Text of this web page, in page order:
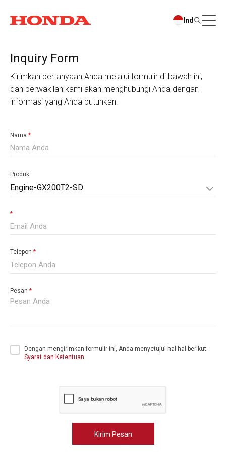
Ind
Inquiry Form
Kirimkan pertanyaan Anda melalui formulir di bawah ini,
dan perwakilan kami akan menghubungi Anda dengan
informasi yang Anda butuhkan.
Nama *
Produk
Engine-GX200T2-SD
*
Telepon *
Pesan *
Dengan mengirimkan formulir ini, Anda menyetujui hal-hal berikut:
Syarat dan Ketentuan
Kirim Pesan